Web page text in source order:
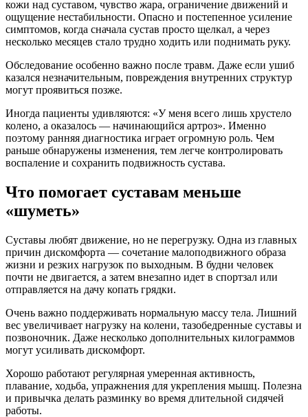
кожи над суставом, чувство жара, ограничение движений и
ощущение нестабильности. Опасно и постепенное усиление
симптомов, когда сначала сустав просто щелкал, а через
несколько месяцев стало трудно ходить или поднимать руку.
Обследование особенно важно после травм. Даже если ушиб
казался незначительным, повреждения внутренних структур
могут проявиться позже.
Иногда пациенты удивляются: «У меня всего лишь хрустело
колено, а оказалось — начинающийся артроз». Именно
поэтому ранняя диагностика играет огромную роль. Чем
раньше обнаружены изменения, тем легче контролировать
воспаление и сохранить подвижность сустава.
Что помогает суставам меньше
«шуметь»
Суставы любят движение, но не перегрузку. Одна из главных
причин дискомфорта — сочетание малоподвижного образа
жизни и резких нагрузок по выходным. В будни человек
почти не двигается, а затем внезапно идет в спортзал или
отправляется на дачу копать грядки.
Очень важно поддерживать нормальную массу тела. Лишний
вес увеличивает нагрузку на колени, тазобедренные суставы и
позвоночник. Даже несколько дополнительных килограммов
могут усиливать дискомфорт.
Хорошо работают регулярная умеренная активность,
плавание, ходьба, упражнения для укрепления мышц. Полезна
и привычка делать разминку во время длительной сидячей
работы.